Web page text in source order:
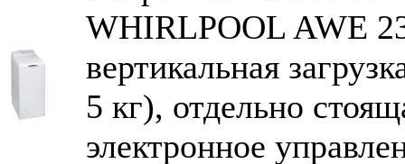
WHIRLPOOL AWE
вертикальная
5 кг), отдельно
электронное